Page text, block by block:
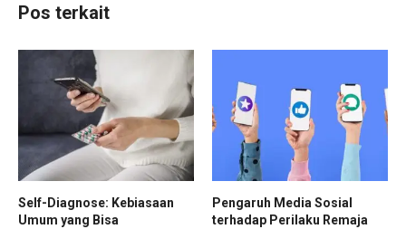
Pos terkait
Self-Diagnose: Kebiasaan
Umum yang Bisa
Pengaruh Media Sosial
terhadap Perilaku Remaja